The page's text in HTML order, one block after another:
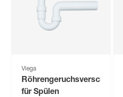
Viega
Röhrengeruchsverschluss
für Spülen